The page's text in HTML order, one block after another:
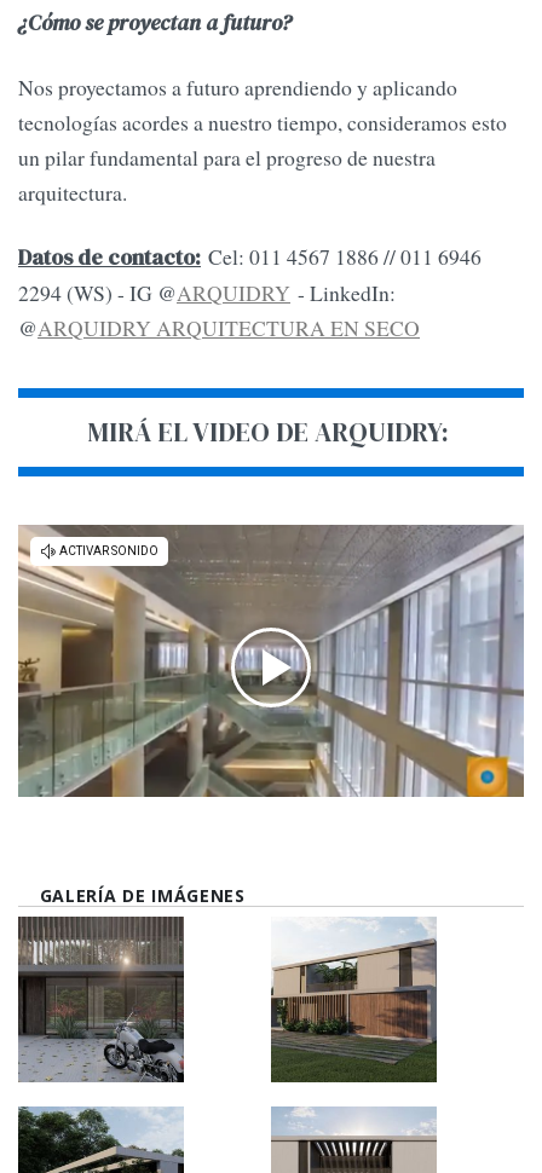
¿Cómo se proyectan a futuro?
Nos proyectamos a futuro aprendiendo y aplicando
tecnologías acordes a nuestro tiempo, consideramos esto
un pilar fundamental para el progreso de nuestra
arquitectura.
Datos de contacto: Cel: 011 4567 1886 // 011 6946
2294 (WS) - IG @ARQUIDRY - LinkedIn:
@ARQUIDRY ARQUITECTURA EN SECO
MIRÁ EL VIDEO DE ARQUIDRY:
GALERÍA DE IMÁGENES